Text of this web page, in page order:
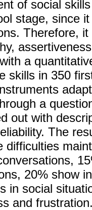
of social
stage, since
Therefore,
a
skills in 350
a
out with
The
difficulties
20% show
in social
and